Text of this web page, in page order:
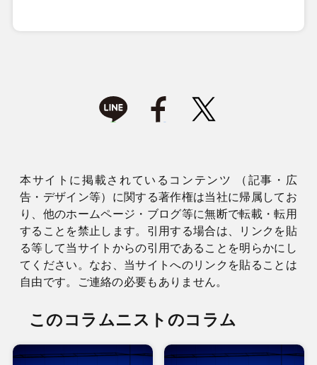
本サイトに掲載されているコンテンツ （記事・広
告・デザイン等）に関する著作権は当社に帰属してお
り、他のホームページ・ブログ等に無断で転載・転用
することを禁止します。引用する場合は、リンクを貼
る等して当サイトからの引用であることを明らかにし
てください。なお、当サイトへのリンクを貼ることは
自由です。ご連絡の必要もありません。
このコラムニストのコラム